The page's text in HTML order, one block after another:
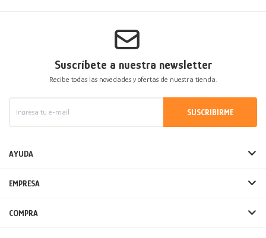
Suscríbete a nuestra newsletter
Recibe todas las novedades y ofertas de nuestra tienda.
SUSCRIBIRME
AYUDA
EMPRESA
COMPRA